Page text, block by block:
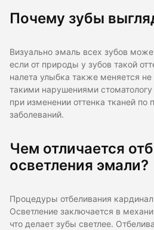
Почему зубы
Визуально эмаль всех зубов
если от природы у зубов такой
налета улыбка также меняется
такими нарушениями
при изменении оттенка тканей по
заболеваний.
Чем отличается
осветления эмали?
Процедуры отбеливания
Осветление заключается в
что делает зубы светлее.